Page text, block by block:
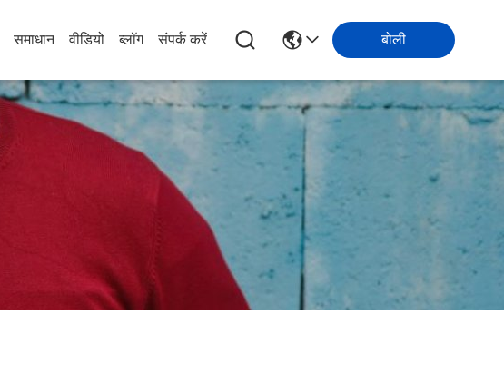
समाधान वीडियो ब्लॉग संपर्क करें बोली